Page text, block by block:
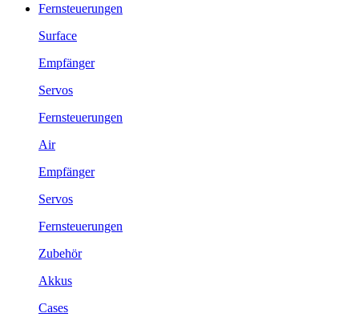
Fernsteuerungen
Surface
Empfänger
Servos
Fernsteuerungen
Air
Empfänger
Servos
Fernsteuerungen
Zubehör
Akkus
Cases